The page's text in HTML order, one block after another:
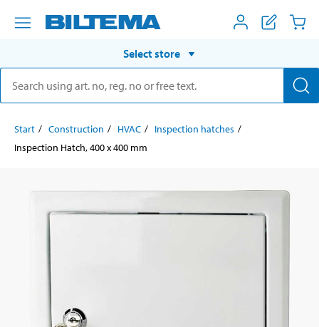
Select store
Start Construction HVAC
Inspection hatches
Inspection Hatch, 400 x 400 mm